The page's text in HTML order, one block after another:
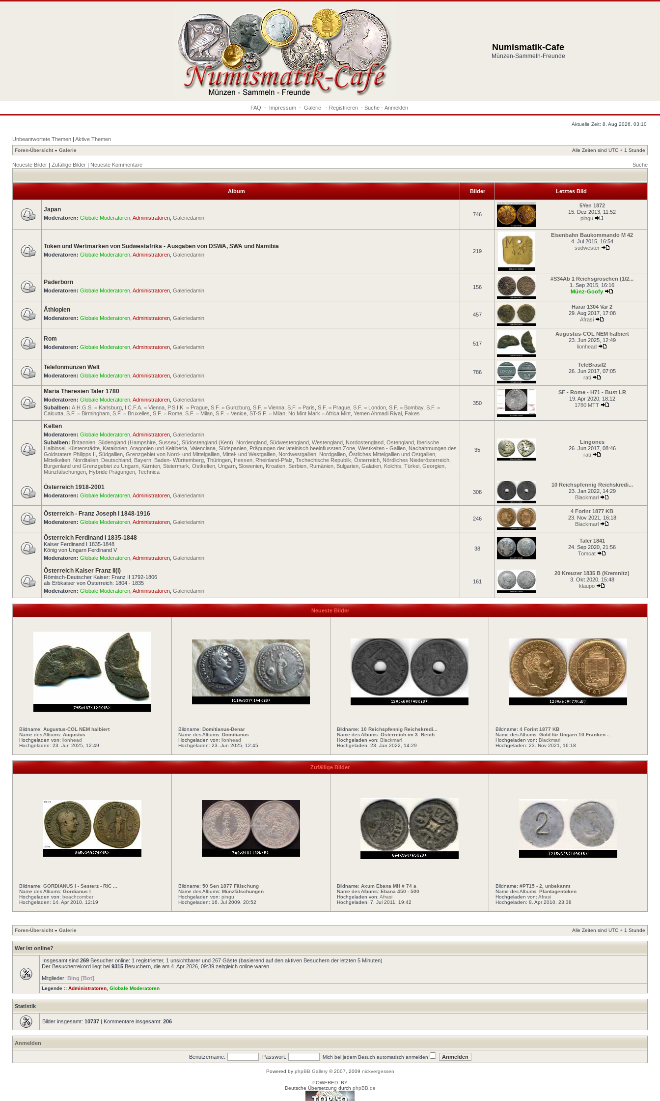
Numismatik-Cafe
Münzen-Sammeln-Freunde
FAQ - Impressum - Galerie - Registrieren - Suche - Anmelden
Aktuelle Zeit: 8. Aug 2026, 03:10
Unbeantwortete Themen | Aktive Themen
Foren-Übersicht » Galerie Alle Zeiten sind UTC + 1 Stunde
Neueste Bilder | Zufällige Bilder | Neueste Kommentare Suche
Album Bilder Letztes Bild
Japan
Moderatoren: Globale Moderatoren Administratoren Galeriedamin
746
5Yen 1872
15. Dez 2013, 11:52
pingu
Token und Wertmarken von Südwestafrika - Ausgaben von DSWA, SWA und Namibia
Moderatoren: Globale Moderatoren Administratoren Galeriedamin
219
Eisenbahn Baukommando M 42
4. Jul 2015, 16:54
südwester
Paderborn
Moderatoren: Globale Moderatoren Administratoren Galeriedamin
156
#S34Ab 1 Reichsgroschen (1/2...
1. Sep 2015, 16:16
Münz-Goofy
Äthiopien
Moderatoren: Globale Moderatoren Administratoren Galeriedamin
457
Harar 1304 Var 2
29. Aug 2017, 17:08
Afrasi
Rom
Moderatoren: Globale Moderatoren Administratoren Galeriedamin
517
Augustus-COL NEM halbiert
23. Jun 2025, 12:49
lionhead
Telefonmünzen Welt
Moderatoren: Globale Moderatoren Administratoren Galeriedamin
786
TeleBrasil2
26. Jun 2017, 07:05
rati
Maria Theresien Taler 1780
Moderatoren: Globale Moderatoren Administratoren Galeriedamin
Subalben: A.H.G.S. = Karlsburg I.C.F.A. = Vienna P.S.I.K. = Prague S.F. = Gunzburg S.F. = Vienna S.F. = Paris S.F. = Prague S.F. = London S.F. = Bombay, S.F. =
Calcutta S.F. = Birmingham S.F. = Bruxelles S.F. = Rome S.F. = Milan S.F. = Venice ST-S.F. = Milan No Mint Mark = Africa Mint Yemen Ahmadi Riyal Fakes
350
SF - Rome - H71 - Bust LR
19. Apr 2020, 18:12
1780 MTT
Kelten
Moderatoren: Globale Moderatoren Administratoren Galeriedamin
Subalben: Britannien Südengland (Hampshire, Sussex) Südostengland (Kent) Nordengland Südwestengland Westengland Nordostengland Ostengland Iberische
Halbinsel Küstenstädte Katalonien Aragonien und Keltiberia Valenciana Südspanien Prägungen der lateinisch beeinflussten Zone Westkelten - Gallien Nachahmungen des
Goldstaters Philipps II Südgallien Grenzgebiet von Nord- und Mittelgallien Mittel- und Westgallien Nordwestgallien Nordgallien Östliches Mittelgallien und Ostgallien
Mittelkelten Norditalien Deutschland Bayern, Baden- Württemberg, Thüringen Hessen, Rheinland-Pfalz Tschechische Republik Österreich Nördliches Niederösterreich
Burgenland und Grenzgebiet zu Ungarn Kärnten Steiermark Ostkelten Ungarn Slowenien Kroatien Serbien Rumänien Bulgarien Galatien, Kolchis Türkei Georgien
Münzfälschungen Hybride Prägungen Technica
35
Lingones
26. Jun 2017, 08:46
rati
Österreich 1918-2001
Moderatoren: Globale Moderatoren Administratoren Galeriedamin
308
10 Reichspfennig Reichskredi...
23. Jan 2022, 14:29
Blackmarl
Österreich - Franz Joseph I 1848-1916
Moderatoren: Globale Moderatoren Administratoren Galeriedamin
246
4 Forint 1877 KB
23. Nov 2021, 16:18
Blackmarl
Österreich Ferdinand I 1835-1848
Kaiser Ferdinand I 1835-1848
König von Ungarn Ferdinand V
Moderatoren: Globale Moderatoren Administratoren Galeriedamin
38
Taler 1841
24. Sep 2020, 21:56
Tomcat
Österreich Kaiser Franz II(I)
Römisch-Deutscher Kaiser: Franz II 1792-1806
als Erbkaiser von Österreich: 1804 - 1835
Moderatoren: Globale Moderatoren Administratoren Galeriedamin
161
20 Kreuzer 1835 B (Kremnitz)
3. Okt 2020, 15:48
klaupo
Neueste Bilder
Bildname: Augustus-COL NEM halbiert
Name des Albums: Augustus
Hochgeladen von: lionhead
Hochgeladen: 23. Jun 2025, 12:49
Bildname: Domitianus-Denar
Name des Albums: Domitianus
Hochgeladen von: lionhead
Hochgeladen: 23. Jun 2025, 12:45
Bildname: 10 Reichspfennig Reichskredi...
Name des Albums: Österreich im 3. Reich
Hochgeladen von: Blackmarl
Hochgeladen: 23. Jan 2022, 14:29
Bildname: 4 Forint 1877 KB
Name des Albums: Gold für Ungarn 10 Franken -...
Hochgeladen von: Blackmarl
Hochgeladen: 23. Nov 2021, 16:18
Zufällige Bilder
Bildname: GORDIANUS I - Sesterz - RIC ...
Name des Albums: Gordianus I
Hochgeladen von: beachcomber
Hochgeladen: 14. Apr 2010, 12:19
Bildname: 50 Sen 1877 Fälschung
Name des Albums: Münzfälschungen
Hochgeladen von: pingu
Hochgeladen: 16. Jul 2009, 20:52
Bildname: Axum Ebana MH # 74 a
Name des Albums: Ebana 450 - 500
Hochgeladen von: Afrasi
Hochgeladen: 7. Jul 2011, 19:42
Bildname: #PT15 - 2, unbekannt
Name des Albums: Plantagentoken
Hochgeladen von: Afrasi
Hochgeladen: 8. Apr 2010, 23:38
Foren-Übersicht » Galerie Alle Zeiten sind UTC + 1 Stunde
Wer ist online?
Insgesamt sind 269 Besucher online: 1 registrierter, 1 unsichtbarer und 267 Gäste (basierend auf den aktiven Besuchern der letzten 5 Minuten)
Der Besucherrekord liegt bei 9315 Besuchern, die am 4. Apr 2026, 09:39 zeitgleich online waren.
Mitglieder: Bing [Bot]
Legende :: Administratoren Globale Moderatoren
Statistik
Bilder insgesamt: 10737 | Kommentare insgesamt: 206
Anmelden
Benutzername: Passwort: Mich bei jedem Besuch automatisch anmelden
Powered by phpBB Gallery© 2007, 2009 nickvergessen
POWERED_BY
Deutsche Übersetzung durch phpBB.de